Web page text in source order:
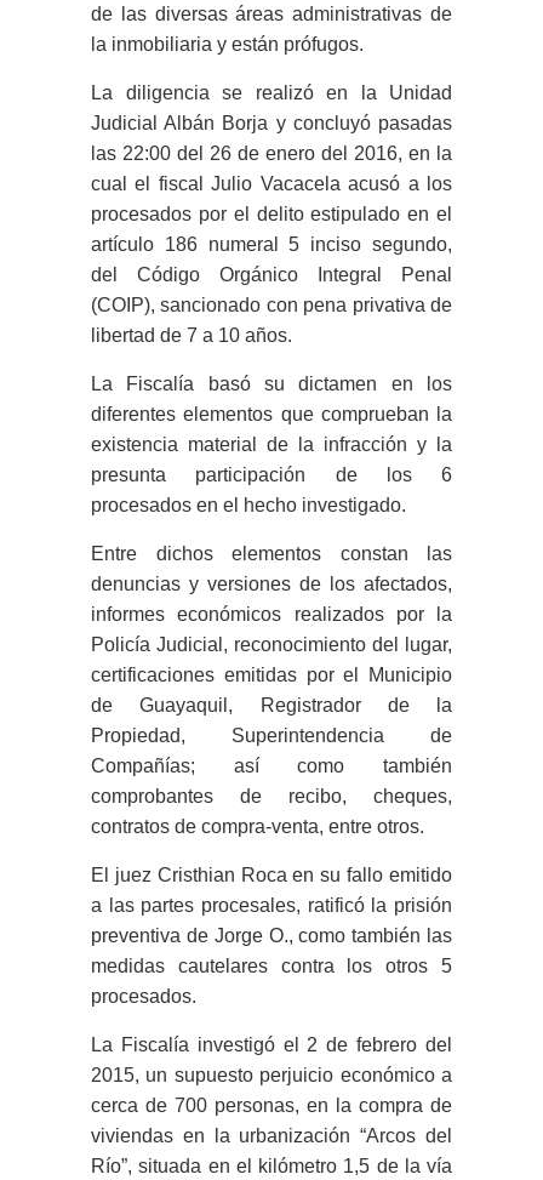
de las diversas áreas administrativas de
la inmobiliaria y están prófugos.
La diligencia se realizó en la Unidad
Judicial Albán Borja y concluyó pasadas
las 22:00 del 26 de enero del 2016, en la
cual el fiscal Julio Vacacela acusó a los
procesados por el delito estipulado en el
artículo 186 numeral 5 inciso segundo,
del Código Orgánico Integral Penal
(COIP), sancionado con pena privativa de
libertad de 7 a 10 años.
La Fiscalía basó su dictamen en los
diferentes elementos que comprueban la
existencia material de la infracción y la
presunta participación de los 6
procesados en el hecho investigado.
Entre dichos elementos constan las
denuncias y versiones de los afectados,
informes económicos realizados por la
Policía Judicial, reconocimiento del lugar,
certificaciones emitidas por el Municipio
de Guayaquil, Registrador de la
Propiedad, Superintendencia de
Compañías; así como también
comprobantes de recibo, cheques,
contratos de compra-venta, entre otros.
El juez Cristhian Roca en su fallo emitido
a las partes procesales, ratificó la prisión
preventiva de Jorge O., como también las
medidas cautelares contra los otros 5
procesados.
La Fiscalía investigó el 2 de febrero del
2015, un supuesto perjuicio económico a
cerca de 700 personas, en la compra de
viviendas en la urbanización “Arcos del
Río”, situada en el kilómetro 1,5 de la vía